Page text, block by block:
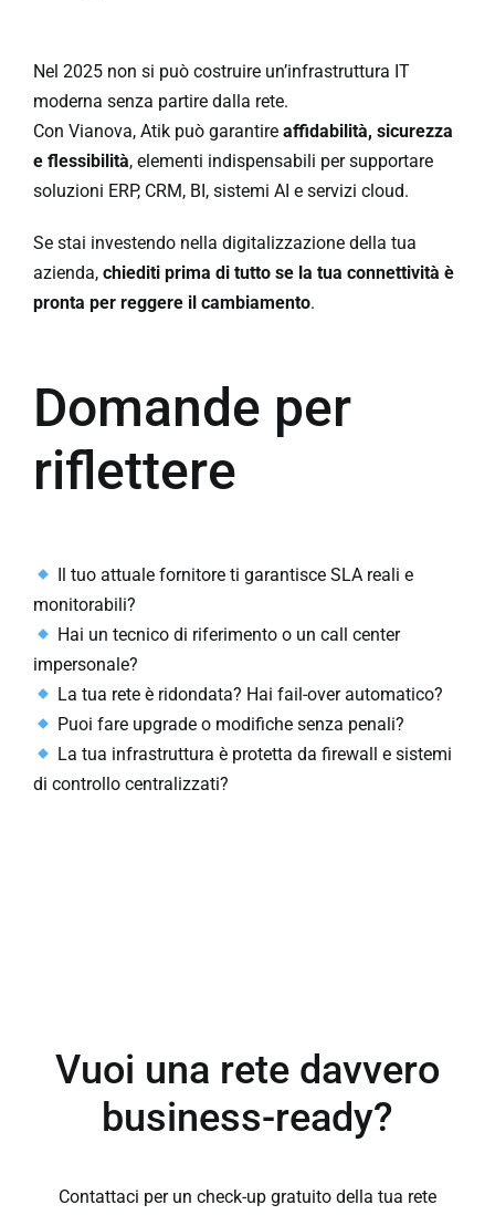
Nel 2025 non si può costruire un’infrastruttura IT
moderna senza partire dalla rete.
Con Vianova, Atik può garantire affidabilità, sicurezza
e flessibilità, elementi indispensabili per supportare
soluzioni ERP, CRM, BI, sistemi AI e servizi cloud.
Se stai investendo nella digitalizzazione della tua
azienda, chiediti prima di tutto se la tua connettività è
pronta per reggere il cambiamento.
Domande per
riflettere
Il tuo attuale fornitore ti garantisce SLA reali e
monitorabili?
Hai un tecnico di riferimento o un call center
impersonale?
La tua rete è ridondata? Hai fail-over automatico?
Puoi fare upgrade o modifiche senza penali?
La tua infrastruttura è protetta da firewall e sistemi
di controllo centralizzati?
Vuoi una rete davvero
business-ready?
Contattaci per un check-up gratuito della tua rete